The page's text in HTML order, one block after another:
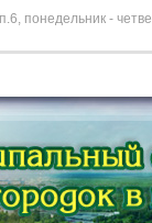
понедельник -